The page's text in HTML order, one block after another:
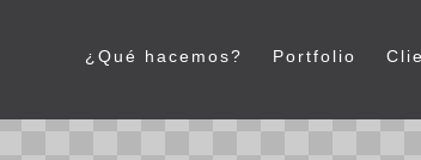
¿Qué hacemos? Portfolio